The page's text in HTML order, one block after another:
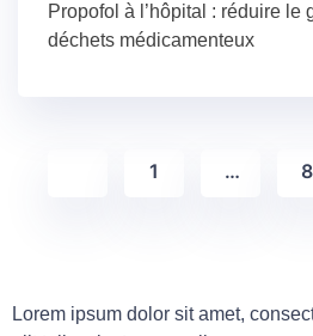
Propofol à l’hôpital : réduire le
déchets médicamenteux
1 … 8
Lorem ipsum dolor sit amet,